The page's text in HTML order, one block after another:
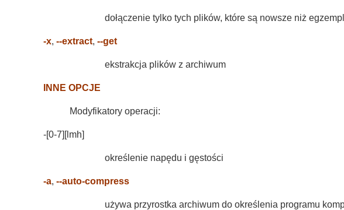
dołączenie tylko tych plików, które są nowsze niż
-x, --extract, --get
ekstrakcja plików z archiwum
INNE OPCJE
Modyfikatory operacji:
-[0-7][lmh]
określenie napędu i gęstości
-a, --auto-compress
używa przyrostka archiwum do określenia programu